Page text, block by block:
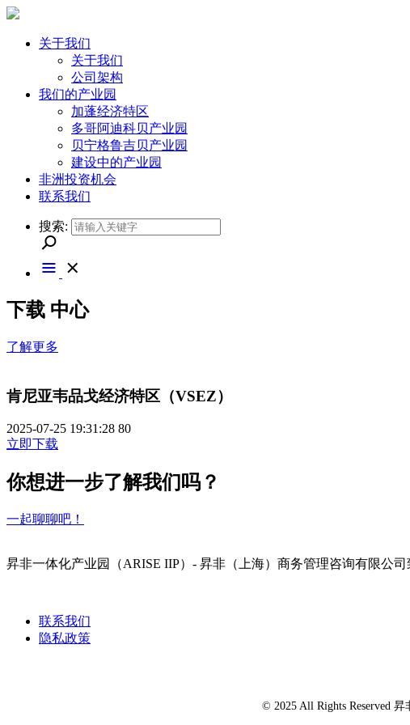
关于我们
关于我们
公司架构
我们的产业园
加蓬经济特区
多哥阿迪科贝产业园
贝宁格鲁吉贝产业园
建设中的产业园
非洲投资机会
联系我们
搜索:
下载 中心
了解更多
肯尼亚韦品戈经济特区（VSEZ）
2025-07-25 19:31:28 80
立即下载
你想进一步了解我们吗？
一起聊聊吧！
昇非一体化产业园（ARISE IIP）- 昇非（上海）商务管理咨询有限公
联系我们
隐私政策
© 2025 All Rights Reserved